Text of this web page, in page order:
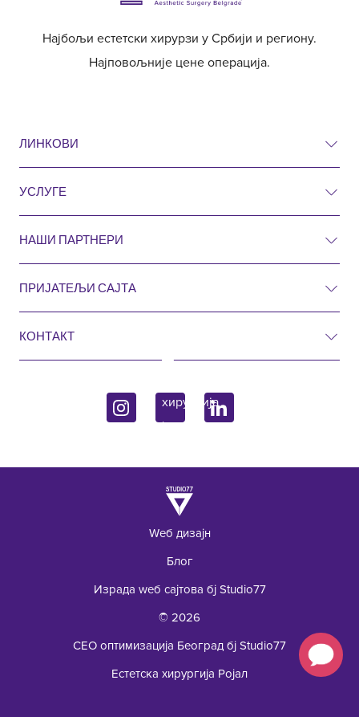
Најбољи естетски хирурзи у Србији и региону.
Најповољније цене операција.
ЛИНКОВИ
Ценовник
Питања и одговори
Блог
УСЛУГЕ
Естетска хирургија
Кардиологија
Ендокринологија
НАШИ ПАРТНЕРИ
Естетска кирургија Ројал Хрватска
ПРИЈАТЕЉИ САЈТА
Естетска кирургија Ројал Словенија
КОНТАКТ
11070 Beograd, Srbija
+381 62 92 49 195
Wеб дизајн
Блог
Израда wеб сајтова бј Studio77
© 2026
СЕО оптимизација Београд бј Studio77
Естетска хирургија Ројал